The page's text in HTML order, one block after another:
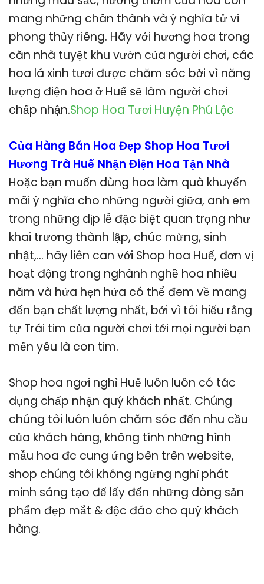
mang những chân thành và ý nghĩa tử vi
phong thủy riêng. Hãy với hương hoa trong
căn nhà tuyệt khu vườn của người chơi, các
hoa lá xinh tươi được chăm sóc bởi vì năng
lượng điện hoa ở Huế sẽ làm người chơi
chấp nhận.Shop Hoa Tươi Huyện Phú Lộc
Của Hàng Bán Hoa Đẹp Shop Hoa Tươi
Hương Trà Huế Nhận Điện Hoa Tận Nhà
Hoặc bạn muốn dùng hoa làm quà khuyến
mãi ý nghĩa cho những người giữa, anh em
trong những dịp lễ đặc biệt quan trọng như
khai trương thành lập, chúc mừng, sinh
nhật,… hãy liên can với Shop hoa Huế, đơn vị
hoạt động trong nghành nghề hoa nhiều
năm và hứa hẹn hứa có thể đem về mang
đến bạn chất lượng nhất, bởi vì tôi hiểu rằng
tự Trái tim của người chơi tới mọi người bạn
mến yêu là con tim.
Shop hoa ngơi nghỉ Huế luôn luôn có tác
dụng chấp nhận quý khách nhất. Chúng
chúng tôi luôn luôn chăm sóc đến nhu cầu
của khách hàng, không tính những hình
mẫu hoa đc cung ứng bên trên website,
shop chúng tôi không ngừng nghỉ phát
minh sáng tạo để lấy đến những dòng sản
phẩm đẹp mắt & độc đáo cho quý khách
hàng.